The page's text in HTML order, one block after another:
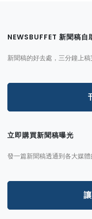
NEWSBUFFET 新聞稿自
新聞稿的好去處，三分鐘上
立即購買新聞稿曝光
發一篇新聞稿透通到各大媒